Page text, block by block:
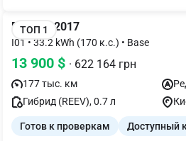
ТОП 1
BMW I3 2017
I01 • 33.2 kWh (170 к.с.) • Base
13 900 $ · 622 164 грн
177 тыс. км
Гибрид (REEV), 0.7 л
Готов к проверкам Доступный